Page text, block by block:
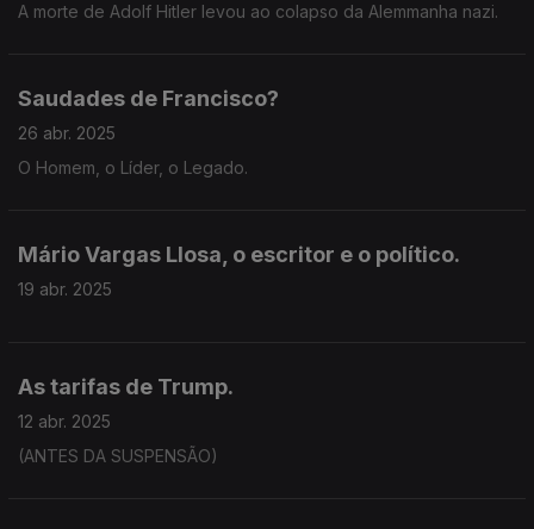
A morte de Adolf Hitler levou ao colapso da Alemmanha nazi.
Saudades de Francisco?
26 abr. 2025
O Homem, o Líder, o Legado.
Mário Vargas Llosa, o escritor e o político.
19 abr. 2025
As tarifas de Trump.
12 abr. 2025
(ANTES DA SUSPENSÃO)